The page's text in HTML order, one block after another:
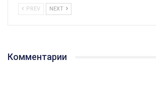
PREV NEXT
Комментарии